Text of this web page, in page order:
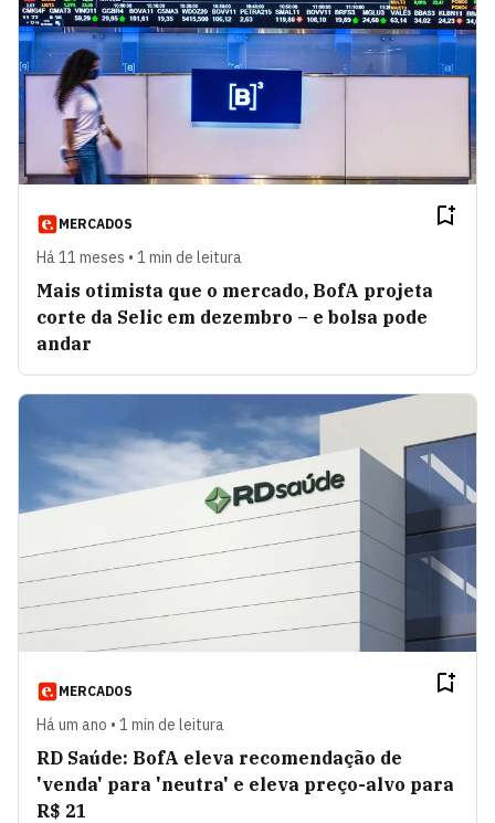
MERCADOS
Há 11 meses • 1 min de leitura
Mais otimista que o mercado, BofA projeta
corte da Selic em dezembro – e bolsa pode
andar
MERCADOS
Há um ano • 1 min de leitura
RD Saúde: BofA eleva recomendação de
'venda' para 'neutra' e eleva preço-alvo para
R$ 21